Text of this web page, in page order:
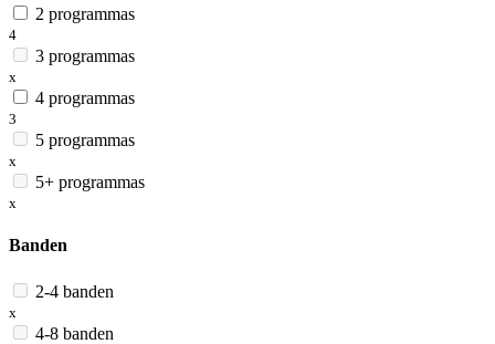
2 programmas
4
3 programmas
x
4 programmas
3
5 programmas
x
5+ programmas
x
Banden
2-4 banden
x
4-8 banden